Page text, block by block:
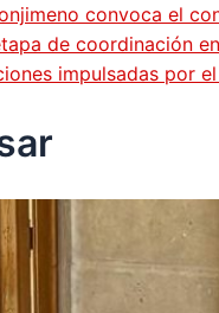
convoca el
de coordinación
impulsadas por